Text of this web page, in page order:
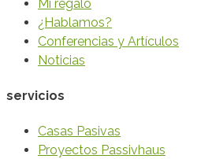
Mi regalo
¿Hablamos?
Conferencias y Artículos
Noticias
servicios
Casas Pasivas
Proyectos Passivhaus